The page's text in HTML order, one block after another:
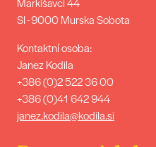
SI - 9000 Murska Sobota
Kontaktní osoba:
Janez Kodila
+386 (0)2 522 36 00
+386 (0)41 642 944
janez.kodila@kodila.si